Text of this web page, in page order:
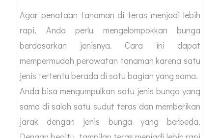
Agar penataan tanaman di teras menjadi lebih
rapi, Anda perlu mengelompokkan bunga
berdasarkan jenisnya. Cara ini dapat
mempermudah perawatan tanaman karena satu
jenis tertentu berada di satu bagian yang sama.
Anda bisa mengumpulkan satu jenis bunga yang
sama di salah satu sudut teras dan memberikan
jarak dengan jenis bunga yang berbeda.